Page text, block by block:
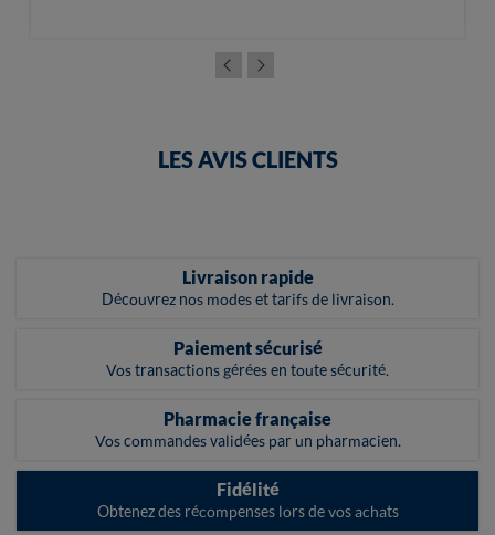
LES AVIS CLIENTS
Livraison rapide
Découvrez nos modes et tarifs de livraison.
Paiement sécurisé
Vos transactions gérées en toute sécurité.
Pharmacie française
Vos commandes validées par un pharmacien.
Fidélité
Obtenez des récompenses lors de vos achats